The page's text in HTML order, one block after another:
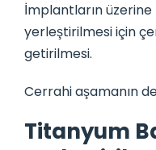
İmplantların üzerine
yerleştirilmesi için
getirilmesi.
Cerrahi aşamanın
Titanyum